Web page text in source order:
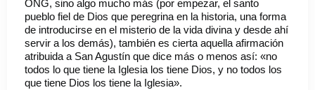
ONG, sino algo mucho más (por empezar, el santo
pueblo fiel de Dios que peregrina en la historia, una forma
de introducirse en el misterio de la vida divina y desde ahí
servir a los demás), también es cierta aquella afirmación
atribuida a San Agustín que dice más o menos así: «no
todos lo que tiene la Iglesia los tiene Dios, y no todos los
que tiene Dios los tiene la Iglesia».